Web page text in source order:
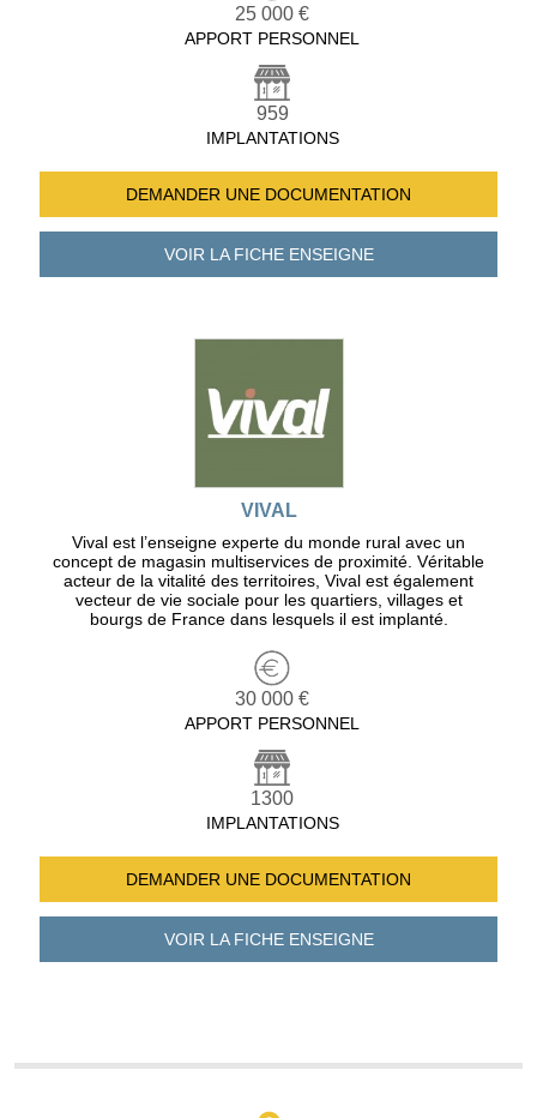
25 000 €
APPORT PERSONNEL
959
IMPLANTATIONS
DEMANDER UNE DOCUMENTATION
VOIR LA FICHEENSEIGNE
VIVAL
Vival est l’enseigne experte du monde rural avec un
concept de magasin multiservices de proximité. Véritable
acteur de la vitalité des territoires, Vival est également
vecteur de vie sociale pour les quartiers, villages et
bourgs de France dans lesquels il est implanté.
30 000 €
APPORT PERSONNEL
1300
IMPLANTATIONS
DEMANDER UNE DOCUMENTATION
VOIR LA FICHEENSEIGNE